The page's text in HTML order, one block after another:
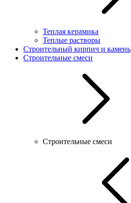
Теплая керамика
Теплые растворы
Строительный кирпич и камень
Строительные смеси
Строительные смеси